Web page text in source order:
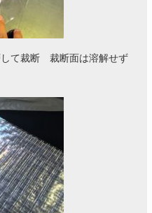
て裁断 裁断面は溶解せず